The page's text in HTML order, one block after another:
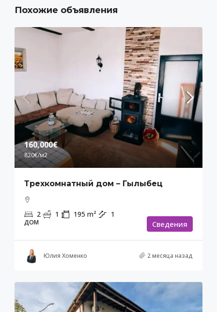
Похожие объявления
160,000€
820€/м2
Трехкомнатный дом – Гылыбец
2 1 195 m² 1
ДОМ Cведения
Юлия Хоменко 2 месяца назад